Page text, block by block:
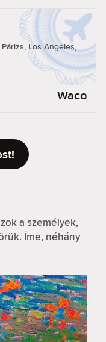
Los Angeles,
Waco
a személyek,
Íme, néhány